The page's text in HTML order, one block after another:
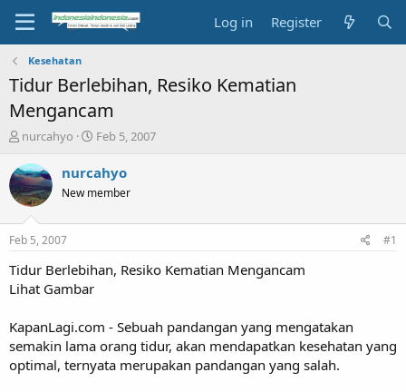
Log in Register
Kesehatan
Tidur Berlebihan, Resiko Kematian
Mengancam
T
r
e
a
s
t
a
r
t
r
nurcahyo
S
a
t
e
Feb 5, 2007
nurcahyo
New member
Feb 5, 2007 #1
Tidur Berlebihan, Resiko Kematian Mengancam
Lihat Gambar
KapanLagi.com - Sebuah pandangan yang mengatakan
semakin lama orang tidur, akan mendapatkan kesehatan yang
optimal, ternyata merupakan pandangan yang salah.